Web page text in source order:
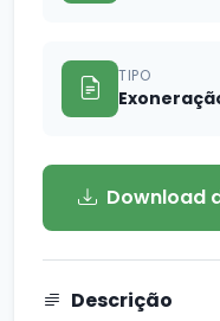
TIPO
Download
Descrição